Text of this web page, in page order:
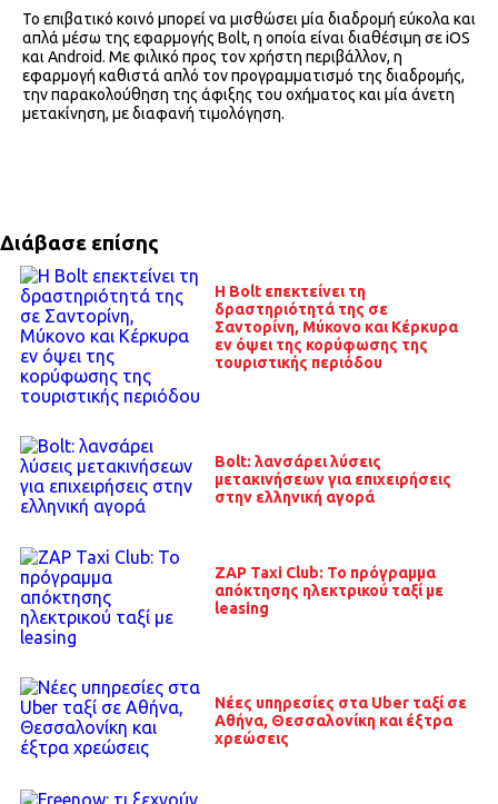
Το επιβατικό κοινό μπορεί να μισθώσει μία διαδρομή εύκολα και
απλά μέσω της εφαρμογής Bolt, η οποία είναι διαθέσιμη σε iOS
και Android. Με φιλικό προς τον χρήστη περιβάλλον, η
εφαρμογή καθιστά απλό τον προγραμματισμό της διαδρομής,
την παρακολούθηση της άφιξης του οχήματος και μία άνετη
μετακίνηση, με διαφανή τιμολόγηση.
Διάβασε επίσης
Η Bolt επεκτείνει τη
δραστηριότητά της σε
Σαντορίνη, Μύκονο και Κέρκυρα
εν όψει της κορύφωσης της
τουριστικής περιόδου
Bolt: λανσάρει λύσεις
μετακινήσεων για επιχειρήσεις
στην ελληνική αγορά
ZAP Taxi Club: Το πρόγραμμα
απόκτησης ηλεκτρικού ταξί με
leasing
Νέες υπηρεσίες στα Uber ταξί σε
Αθήνα, Θεσσαλονίκη και έξτρα
χρεώσεις